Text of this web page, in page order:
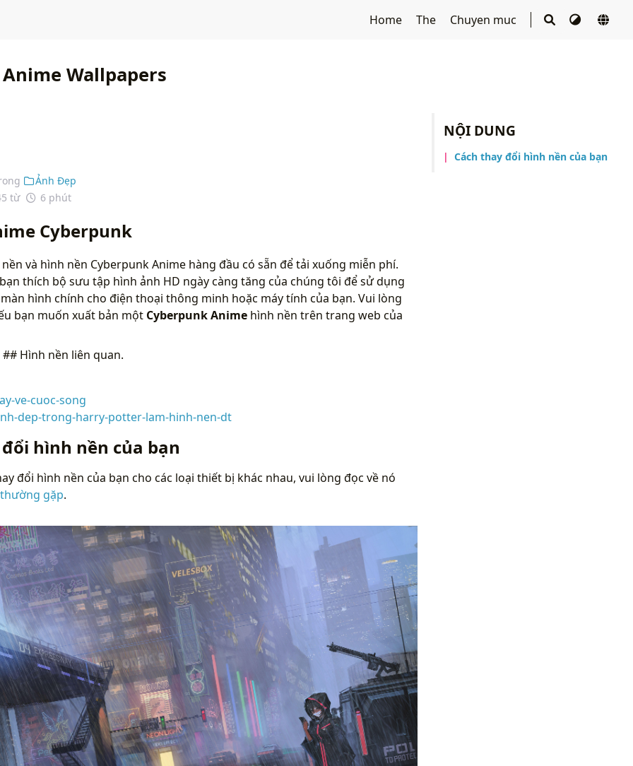
Home The Chuyen muc
NỘI DUNG
Cách thay đổi hình nền của bạn
Wallpapers
Ảnh Đẹp
từ
6 phút
Cyberpunk
và hình nền Cyberpunk Anime hàng đầu có sẵn để tải xuống miễn phí.
thích bộ sưu tập hình ảnh HD ngày càng tăng của chúng tôi để sử dụng
hình chính cho điện thoại thông minh hoặc máy tính của bạn. Vui lòng
bạn muốn xuất bản một Cyberpunk Animehình nền trên trang web của
## Hình nền liên quan.
ve-cuoc-song
dep-trong-harry-potter-lam-hinh-nen-dt
hình nền của bạn
đổi hình nền của bạn cho các loại thiết bị khác nhau, vui lòng đọc về nó
gặp.